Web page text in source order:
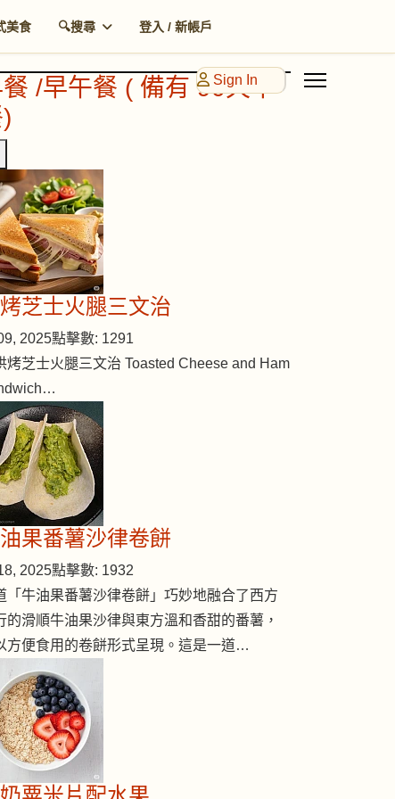
美食 🔍搜尋 登入 / 新帳戶
Sign In
/早午餐 ( 備有 90天早
芝士火腿三文治
2025點擊數: 1291
烤芝士火腿三文治 Toasted Cheese and Ham
果番薯沙律卷餅
2025點擊數: 1932
「牛油果番薯沙律卷餅」巧妙地融合了西方
的滑順牛油果沙律與東方溫和香甜的番薯，
方便食用的卷餅形式呈現。這是一道…